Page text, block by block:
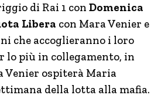
di Rai 1 con Domenica
Libera con Mara Venier e
che accoglieranno i loro
lo più in collegamento, in
Venier ospiterà Maria
della lotta alla mafia.